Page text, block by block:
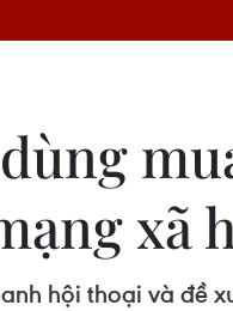
xã
hội thoại và đề